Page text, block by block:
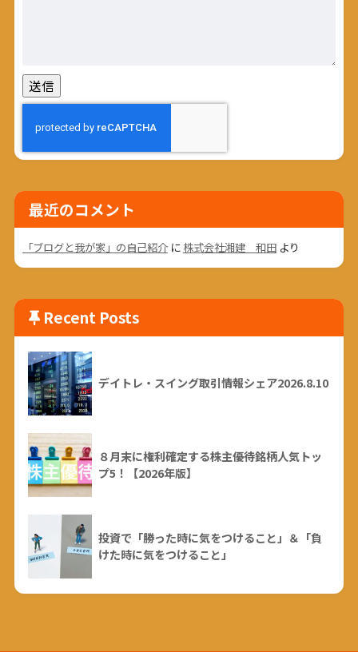
最近のコメント
「ブログと我が家」の自己紹介に 株式会社湘建 和田より
Recent Posts
デイトレ・スイング取引情報シェア2026.8.10
８月末に権利確定する株主優待銘柄人気トッ
プ5！【2026年版】
投資で「勝った時に気をつけること」＆「負
けた時に気をつけること」